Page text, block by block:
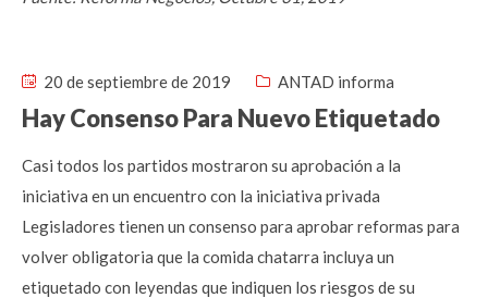
20 de septiembre de 2019 ANTAD informa
Hay Consenso Para Nuevo Etiquetado
Casi todos los partidos mostraron su aprobación a la
iniciativa en un encuentro con la iniciativa privada
Legisladores tienen un consenso para aprobar reformas para
volver obligatoria que la comida chatarra incluya un
etiquetado con leyendas que indiquen los riesgos de su